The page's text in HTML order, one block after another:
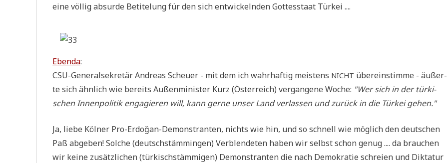
eine völ­lig absur­de Beti­telung für den sich ent­wickeln­den Got­tes­staat Türkei ....
Eben­da:
CSU-Gene­ral­se­kre­tär Andre­as Scheu­er - mit dem ich wahr­haf­tig mei­stens NICHT über­ein­stim­me - äußer­
te sich ähn­lich wie bereits Außen­mi­ni­ster Kurz (Öster­reich) ver­gan­ge­ne Woche: "Wer sich in der tür­ki­
schen Innen­po­li­tik enga­gie­ren will, kann ger­ne unser Land ver­las­sen und zurück in die Tür­kei gehen."
Ja, lie­be Köl­ner Pro-Erdoğan-Demon­stran­ten, nichts wie hin, und so schnell wie mög­lich den deut­schen
Paß abge­ben! Sol­che (deutsch­stäm­min­gen) Ver­blen­de­ten haben wir selbst schon genug .... da brau­chen
wir kei­ne zusätz­li­chen (tür­kisch­stäm­mi­gen) Demon­stran­ten die nach Demo­kra­tie schrei­en und Dik­ta­tur